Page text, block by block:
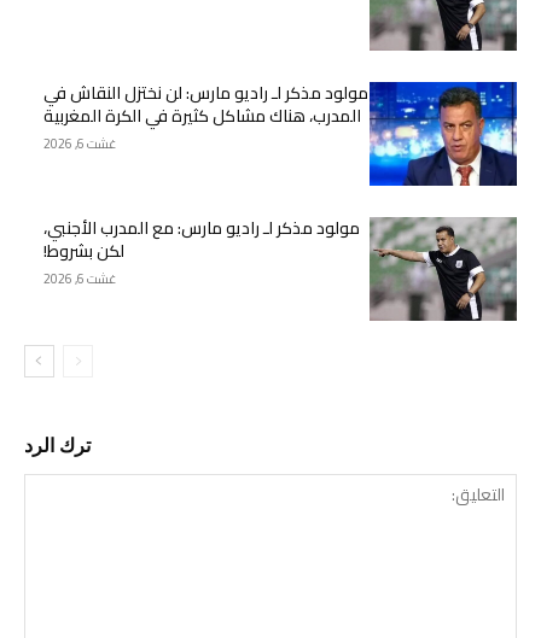
مولود مذكر لـ راديو مارس: لن نختزل النقاش في
المدرب، هناك مشاكل كثيرة في الكرة المغربية
غشت 6, 2026
مولود مذكر لـ راديو مارس: مع المدرب الأجنبي،
لكن بشروط!
غشت 6, 2026
ترك الرد